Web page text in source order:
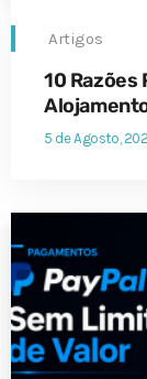
Artigos
10 Razões
5 de Agosto,